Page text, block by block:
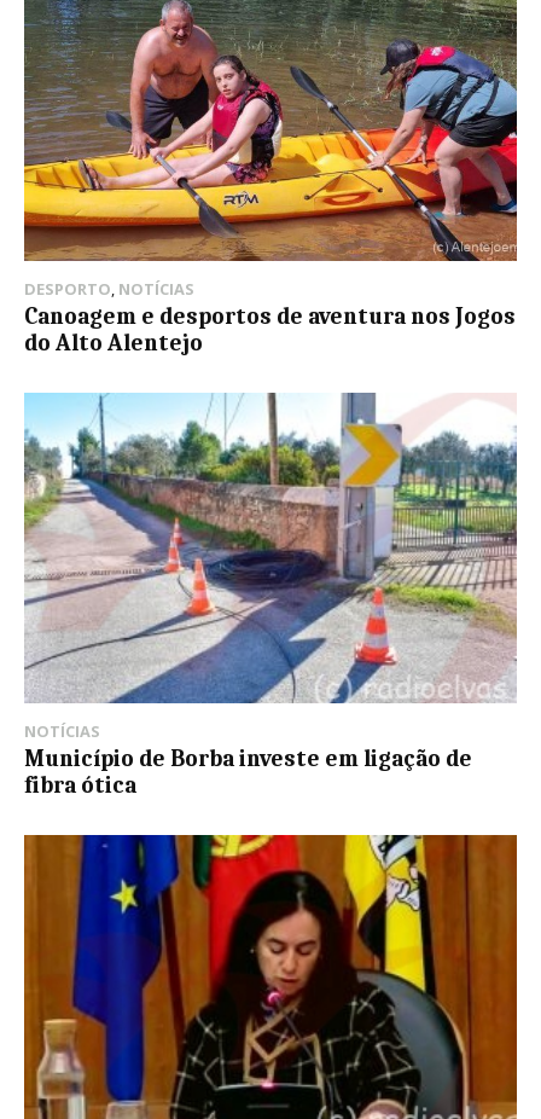
DESPORTO, NOTÍCIAS
Canoagem e desportos de aventura nos Jogos
do Alto Alentejo
NOTÍCIAS
Município de Borba investe em ligação de
fibra ótica